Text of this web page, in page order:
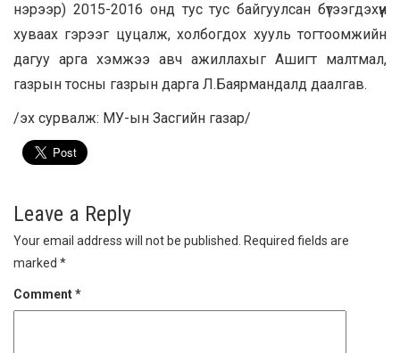
нэрээр) 2015-2016 онд тус тус байгуулсан бүтээгдэхүүн
хуваах гэрээг цуцалж, холбогдох хууль тогтоомжийн
дагуу арга хэмжээ авч ажиллахыг Ашигт малтмал,
газрын тосны газрын дарга Л.Баярмандалд даалгав.
/эх сурвалж: МУ-ын Засгийн газар/
Leave a Reply
Your email address will not be published. Required fields are
marked *
Comment*